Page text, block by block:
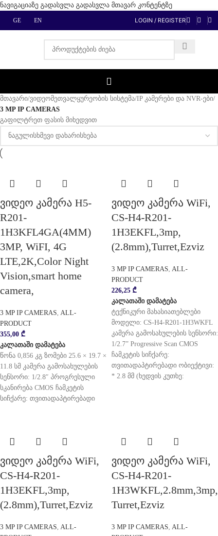
ნავიგაციაზე გადასვლა გადასვლა მთავარ კონტენტზე
GE EN LOGIN / REGISTER
მთავარი/ვიდეომეთვალყურეობის სისტემა/IP კამერები და NVR-ები/
3 MP IP CAMERAS
გაფილტრეთ ფასის მიხედვით
ვიდეო კამერა H5-
R201-
1H3KFL4GA(4MM)
3MP, WiFI, 4G
LTE,2K,Color Night
Vision,smart home
camera,
3 MP IP CAMERAS, ALL-
PRODUCT
355,00 ₾
კალათაში დამატება
წონა 0,856 კგ ზომები 25.6 × 19.7 ×
11.8 სმ კამერა გამოსახულების
სენსორი: 1/2.8″ პროგრესული
სკანირება CMOS ჩამკეტის
სიჩქარე: თვითადაპტირებადი
ვიდეო კამერა WiFi,
CS-H4-R201-
1H3EKFL,3mp,
(2.8mm),Turret,Ezviz
3 MP IP CAMERAS, ALL-
PRODUCT
226,25 ₾
კალათაში დამატება
ტექნიკური მახასიათებლები
მოდელი: CS-H4-R201-1H3WKFL
კამერა გამოსახულების სენსორი:
1/2.7” Progressive Scan CMOS
ჩამკეტის სიჩქარე:
თვითადაპტირებადი ობიექტივი:
* 2.8 მმ (ხედვის კუთხე:
ვიდეო კამერა WiFi,
CS-H4-R201-
1H3EKFL,3mp,
(2.8mm),Turret,Ezviz
3 MP IP CAMERAS, ALL-
ვიდეო კამერა WiFi,
CS-H4-R201-
1H3WKFL,2.8mm,3mp,
Turret,Ezviz
3 MP IP CAMERAS, ALL-